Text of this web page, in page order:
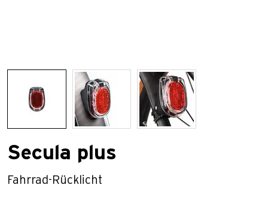
Secula plus
Fahrrad-Rücklicht